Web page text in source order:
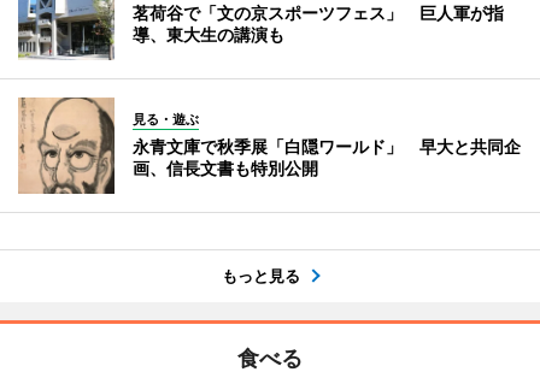
茗荷谷で「文の京スポーツフェス」 巨人軍が指
導、東大生の講演も
見る・遊ぶ
永青文庫で秋季展「白隠ワールド」 早大と共同企
画、信長文書も特別公開
もっと見る
食べる